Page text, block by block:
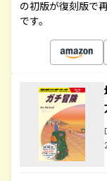
の初版が復刻版で
です。